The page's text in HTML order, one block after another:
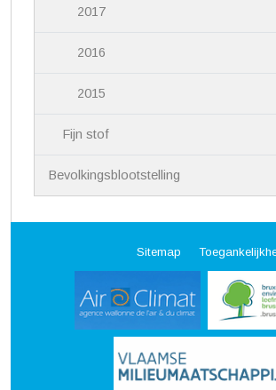
2017
2016
2015
Fijn stof
Bevolkingsblootstelling
Sitemap